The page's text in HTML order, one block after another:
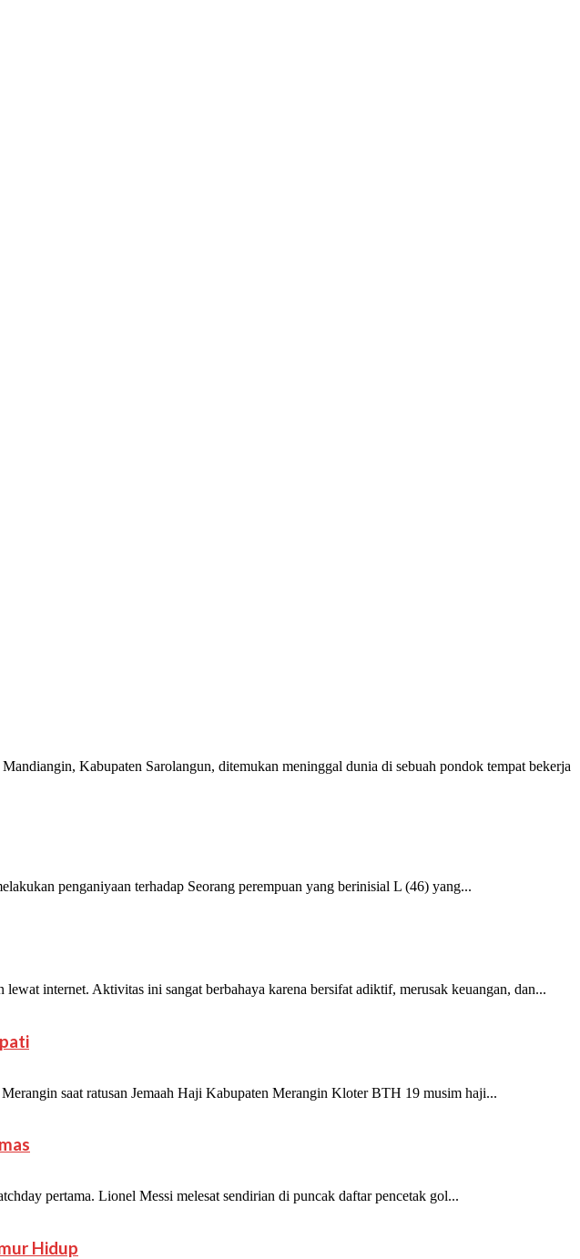
Kabupaten Sarolangun, ditemukan meninggal dunia di sebuah pondok tempat bekerja
penganiyaan terhadap Seorang perempuan yang berinisial L (46) yang...
internet. Aktivitas ini sangat berbahaya karena bersifat adiktif, merusak keuangan, dan...
saat ratusan Jemaah Haji Kabupaten Merangin Kloter BTH 19 musim haji...
pertama. Lionel Messi melesat sendirian di puncak daftar pencetak gol...
Hidup